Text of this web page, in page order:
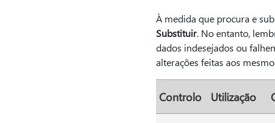
À medida que procura e
Substituir. No entanto,
dados indesejados ou
alterações feitas aos
Controlo Utilização